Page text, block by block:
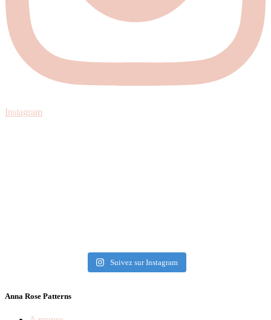
Instagram
Suivez sur Instagram
Anna Rose Patterns